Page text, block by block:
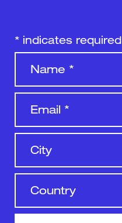
* indicates required